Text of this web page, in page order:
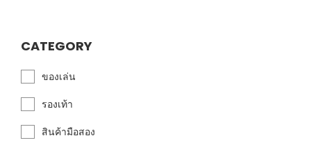
CATEGORY
ของเล่น
รองเท้า
สินค้ามือสอง